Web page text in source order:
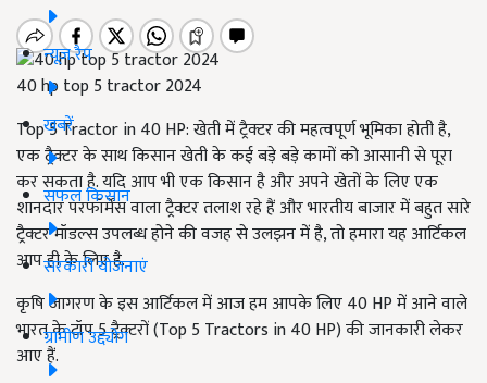
न्यूज़ रैप
खबरें
सफल किसान
सरकारी योजनाएं
ग्रामीण उद्द्योग
40 hp top 5 tractor 2024
Top 5 Tractor in 40 HP: खेती में ट्रैक्टर की महत्वपूर्ण भूमिका होती है,
एक ट्रैक्टर के साथ किसान खेती के कई बड़े बड़े कामों को आसानी से पूरा
कर सकता है. यदि आप भी एक किसान है और अपने खेतों के लिए एक
शानदार परफॉर्मेंस वाला ट्रैक्टर तलाश रहे हैं और भारतीय बाजार में बहुत सारे
ट्रैक्टर मॉडल्स उपलब्ध होने की वजह से उलझन में है, तो हमारा यह आर्टिकल
आप ही के लिए है.
कृषि जागरण के इस आर्टिकल में आज हम आपके लिए 40 HP में आने वाले
भारत के टॉप 5 ट्रैक्टरों (Top 5 Tractors in 40 HP) की जानकारी लेकर
आए हैं.